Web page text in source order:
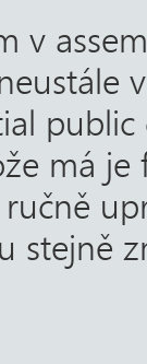
v
public
má je
stejně